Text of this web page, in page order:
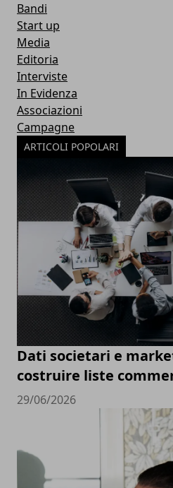
Bandi
Start up
Media
Editoria
Interviste
In Evidenza
Associazioni
Campagne
ARTICOLI POPOLARI
Dati societari e
costruire liste
29/06/2026